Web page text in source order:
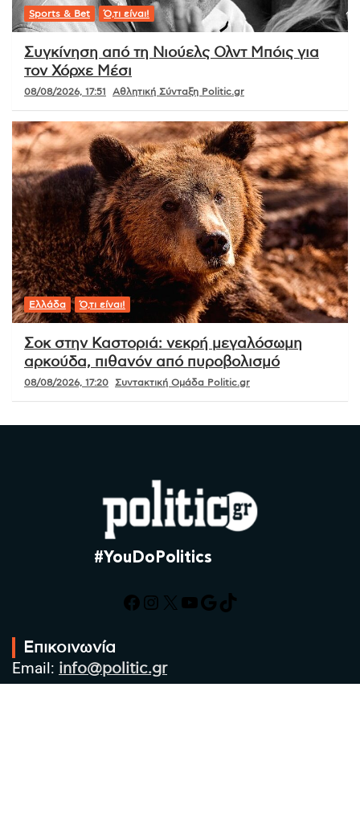
Sports & Bet Ό,τι είναι!
Συγκίνηση από τη Νιούελς Ολντ Μπόις για
τον Χόρχε Μέσι
08/08/2026, 17:51 Αθλητική Σύνταξη Politic.gr
Ελλάδα Ό,τι είναι!
Σοκ στην Καστοριά: νεκρή μεγαλόσωμη
αρκούδα, πιθανόν από πυροβολισμό
08/08/2026, 17:20 Συντακτική Ομάδα Politic.gr
#YouDoPolitics
Facebook
Instagram
X YouTube
Google
TikTok
Επικοινωνία
Email: info@politic.gr
Τηλ: